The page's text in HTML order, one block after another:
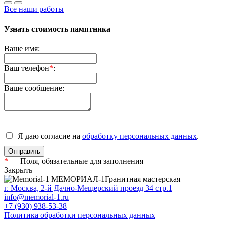
Все наши работы
Узнать стоимость памятника
Ваше имя:
Ваш телефон*:
Ваше сообщение:
Я даю согласие на обработку персональных данных.
* — Поля, обязательные для заполнения
Закрыть
МЕМОРИАЛ-1Гранитная мастерская
г. Москва, 2-й Дачно-Мещерский проезд 34 стр.1
info@memorial-1.ru
+7 (930) 938-53-38
Политика обработки персональных данных